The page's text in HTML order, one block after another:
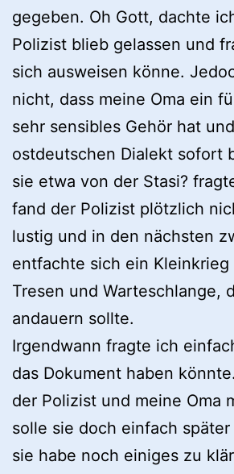
gegeben. Oh Gott, dachte
Polizist blieb gelassen und
sich ausweisen könne.
nicht, dass meine Oma ein
sehr sensibles Gehör hat
ostdeutschen Dialekt sofort
sie etwa von der Stasi?
fand der Polizist plötzlich
lustig und in den nächsten
entfachte sich ein Kleinkrieg
Tresen und Warteschlange,
andauern sollte.
Irgendwann fragte ich
das Dokument haben
der Polizist und meine Oma
solle sie doch einfach
sie habe noch einiges zu